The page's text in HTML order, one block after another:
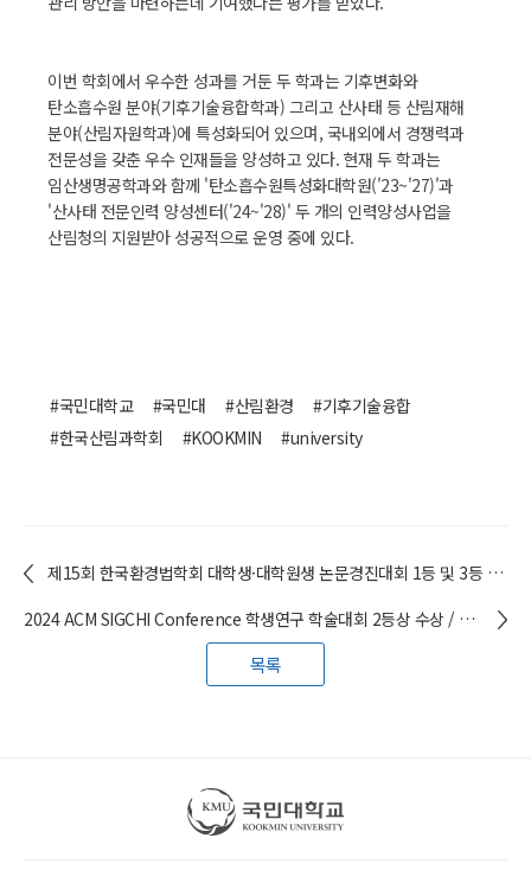
이번 학회에서 우수한 성과를 거둔 두 학과는 기후변화와
탄소흡수원 분야(기후기술융합학과) 그리고 산사태 등 산림재해
분야(산림자원학과)에 특성화되어 있으며, 국내외에서 경쟁력과
전문성을 갖춘 우수 인재들을 양성하고 있다. 현재 두 학과는
임산생명공학과와 함께 '탄소흡수원특성화대학원('23~'27)'과
'산사태 전문인력 양성센터('24~'28)' 두 개의 인력양성사업을
산림청의 지원받아 성공적으로 운영 중에 있다.
#국민대학교 #국민대 #산림환경
#기후기술융합
#한국산림과학회
#KOOKMIN #university
제15회 한국환경법학회 대학생·대학원생 논문경진대회 1등 및 3등 수상 / 팀팀클래스(법학부 및 산림환경시스템학과) 학생들
2024 ACM SIGCHI Conference 학생연구 학술대회 2등상 수상 / 현동희(공업디자인학과 18), 이재백(19) 학생
목록
국민대학교